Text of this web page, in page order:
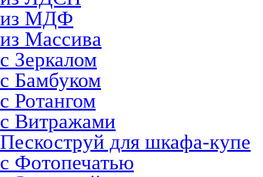
из МДФ
из Массива
с Зеркалом
с Бамбуком
с Ротангом
с Витражами
Пескоструй для шкафа-купе
с Фотопечатью